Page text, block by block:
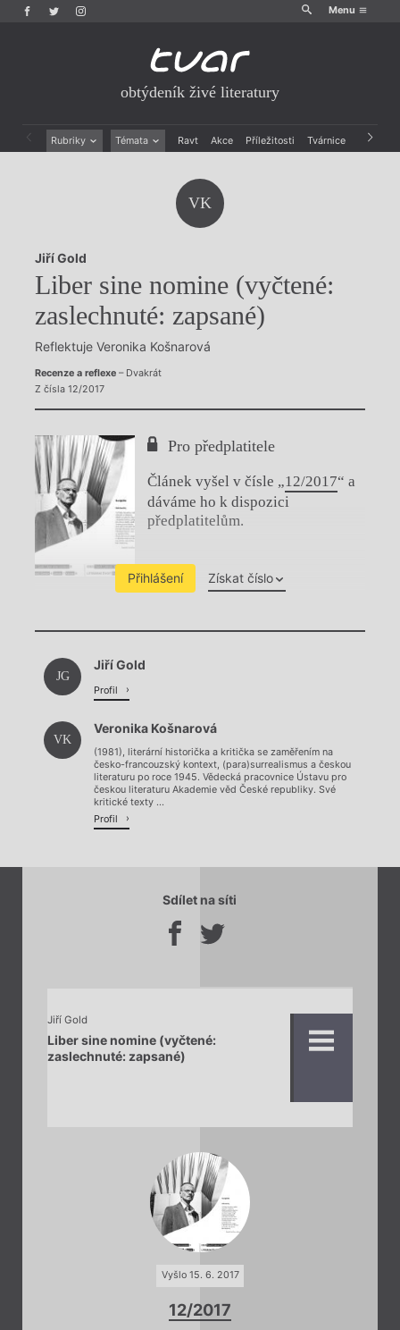
Menu
obtýdeník živé literatury
Rubriky Témata Ravt Akce Příležitosti Tvárnice Archiv
Rozhovory
Dokument
Výroční ceny
VK
Jiří Gold
Liber sine nomine (vyčtené:
zaslechnuté: zapsané)
Reflektuje Veronika Košnarová
Recenze a reflexe– Dvakrát
Z čísla 12/2017
Pro předplatitele
Článek vyšel v čísle „12/2017“ a
dáváme ho k dispozici
předplatitelům.
Přihlášení Získat číslo
Chviličku.
JG
Jiří Gold
Profil
VK
Veronika Košnarová
(1981), literární historička a kritička se zaměřením na
česko-francouzský kontext, (para)surrealismus a českou
literaturu po roce 1945. Vědecká pracovnice Ústavu pro
českou literaturu Akademie věd České republiky. Své
kritické texty ...
Profil
Sdílet na síti
Jiří Gold
Liber sine nomine (vyčtené:
zaslechnuté: zapsané)
Vyšlo 15. 6. 2017
12/2017